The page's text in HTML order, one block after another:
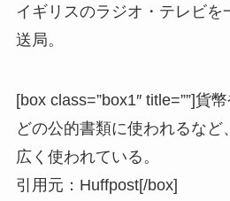
イギリスのラジオ・テレビを
送局。
[box class=”box1″ title=””]貨
どの公的書類に使われるな
広く使われている。
引用元：Huffpost[/box]